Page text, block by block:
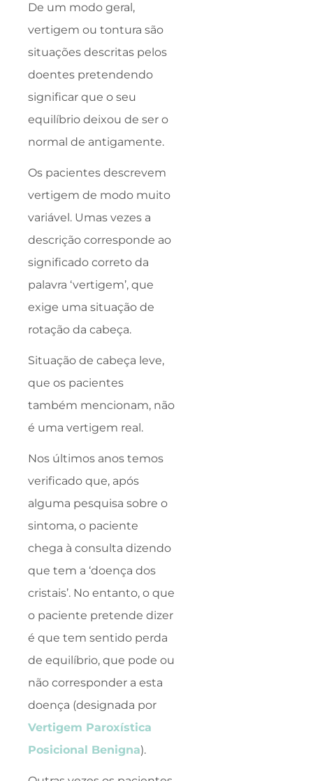
De um modo geral,
vertigem ou tontura são
situações descritas pelos
doentes pretendendo
significar que o seu
equilíbrio deixou de ser o
normal de antigamente.
Os pacientes descrevem
vertigem de modo muito
variável. Umas vezes a
descrição corresponde ao
significado correto da
palavra ‘vertigem’, que
exige uma situação de
rotação da cabeça.
Situação de cabeça leve,
que os pacientes
também mencionam, não
é uma vertigem real.
Nos últimos anos temos
verificado que, após
alguma pesquisa sobre o
sintoma, o paciente
chega à consulta dizendo
que tem a ‘doença dos
cristais’. No entanto, o que
o paciente pretende dizer
é que tem sentido perda
de equilíbrio, que pode ou
não corresponder a esta
doença (designada por
Vertigem Paroxística
Posicional Benigna).